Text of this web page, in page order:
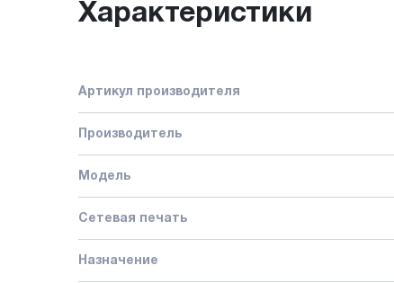
Характеристики
Артикул производителя
Производитель
Модель
Сетевая печать
Назначение